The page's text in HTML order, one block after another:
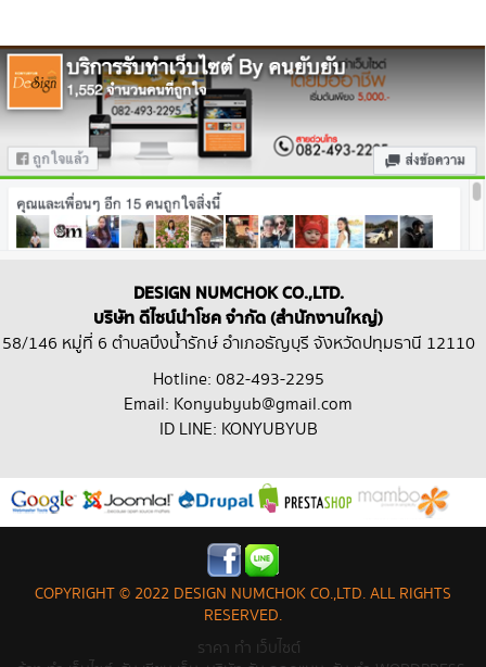
DESIGN NUMCHOK CO.,LTD.
บริษัท ดีไซน์นำโชค จำกัด (สำนักงานใหญ่)
58/146 หมู่ที่ 6 ตำบลบึงน้ำรักษ์ อำเภอธัญบุรี จังหวัดปทุมธานี 12110
Hotline: 082-493-2295
Email: Konyubyub@gmail.com
ID LINE: KONYUBYUB
COPYRIGHT © 2022 DESIGN NUMCHOK CO.,LTD. ALL RIGHTS
RESERVED.
ราคา ทํา เว็บไซต์